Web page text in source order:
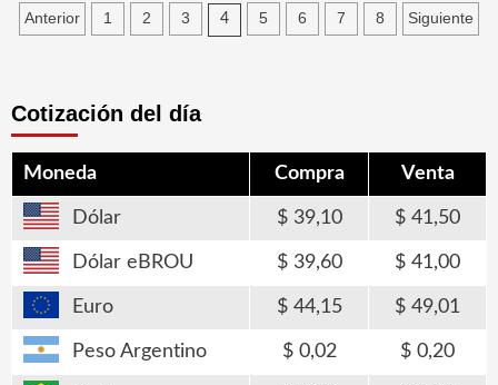
Paginación
Anterior 1 2 3 4 5 6 7 8 Siguiente
Cotización del día
Moneda Compra Venta
Dólar 39,10 41,50
Dólar eBROU 39,60 41,00
Euro 44,15 49,01
Peso Argentino 0,02 0,20